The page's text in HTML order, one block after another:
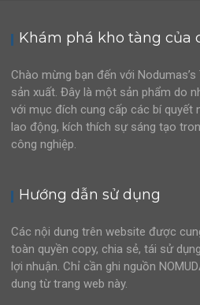
Khám phá kho tàng của
Chào mừng bạn đến với
sản xuất. Đây là một sản phẩm do
với mục đích cung cấp các bí quyết
lao động, kích thích sự sáng tạo
công nghiệp.
Hướng dẫn sử dụng
Các nội dung trên website được
toàn quyền copy, chia sẻ, tái sử
lợi nhuận. Chỉ cần ghi nguồn
dung từ trang web này.